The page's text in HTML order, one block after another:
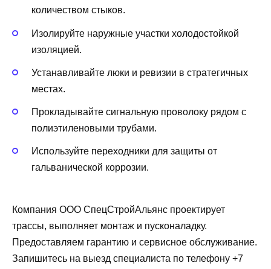
количеством стыков.
Изолируйте наружные участки холодостойкой
изоляцией.
Устанавливайте люки и ревизии в стратегичных
местах.
Прокладывайте сигнальную проволоку рядом с
полиэтиленовыми трубами.
Используйте переходники для защиты от
гальванической коррозии.
Компания ООО СпецСтройАльянс проектирует
трассы, выполняет монтаж и пусконаладку.
Предоставляем гарантию и сервисное обслуживание.
Запишитесь на выезд специалиста по телефону +7